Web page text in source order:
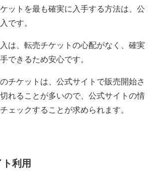
ットを最も確実に入手する方法は、公
です。
は、転売チケットの心配がなく、確実
できるため安心です。
チケットは、公式サイトで販売開始さ
れることが多いので、公式サイトの情
ェックすることが求められます。
利用